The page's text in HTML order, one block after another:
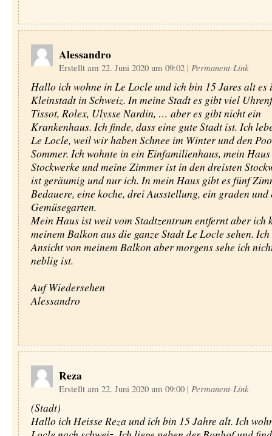
Alessandro
Erstellt am 22. Juni 2020 um 09:02 | Permanent-Link
Hallo ich wohne in Le Locle und ich bin 15 Jares alt es
Kleinstadt in Schweiz. In meine Stadt es gibt viel
Tissot, Rolex, Ulysse Nardin, … aber es gibt nicht ein
Krankenhaus. Ich finde, dass eine gute Stadt ist. Ich
Le Locle, weil wir haben Schnee im Winter und den
Sommer. Ich wohnte in ein Einfamilienhaus, mein
Stockwerke und meine Zimmer ist in den dreisten
ist geräumig und nur ich. In mein Haus gibt es fünf
Bedauere, eine koche, drei Ausstellung, ein graden und
Gemüsegarten.
Mein Haus ist weit vom Stadtzentrum entfernt aber ich
meinem Balkon aus die ganze Stadt Le Locle sehen.
Ansicht von meinem Balkon aber morgens sehe ich
neblig ist.
Auf Wiedersehen
Alessandro
Reza
Erstellt am 22. Juni 2020 um 09:00 | Permanent-Link
(Stadt)
Hallo ich Heisse Reza und ich bin 15 Jahre alt. Ich